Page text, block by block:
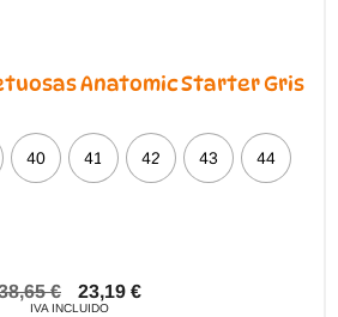
Anatomic Starter Gris
40 41 42 43 44
€ 23,19 €
IVA INCLUIDO